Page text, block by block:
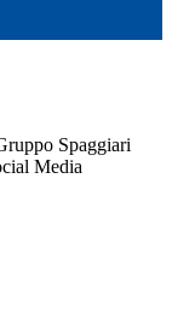
Spaggiari
Media